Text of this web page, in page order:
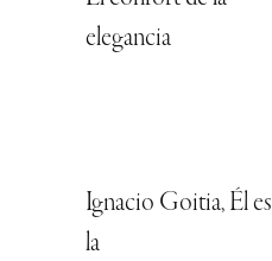
elegancia
Ignacio Goitia, Él es
la